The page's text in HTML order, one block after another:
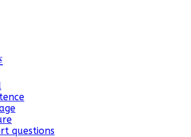
questions